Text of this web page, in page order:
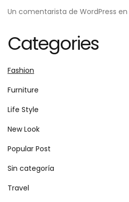
Un comentarista de WordPress en
Categories
Fashion
Furniture
Life Style
New Look
Popular Post
Sin categoría
Travel